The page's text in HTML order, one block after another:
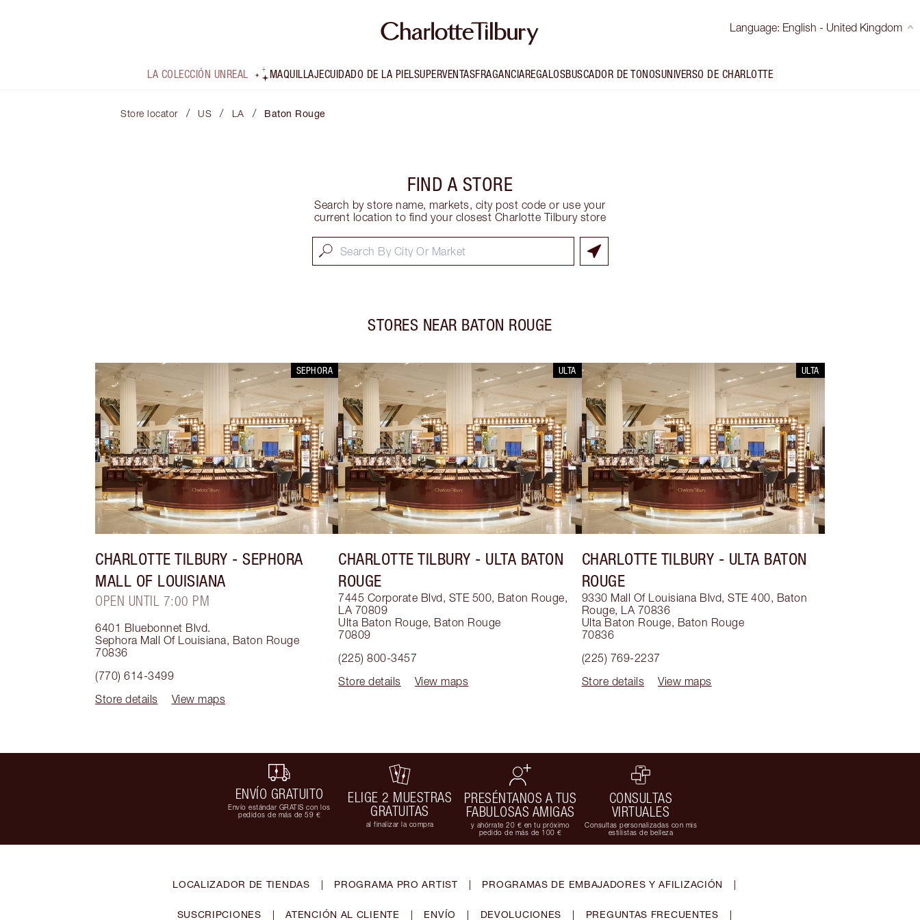
Language: English - United Kingdom
LA COLECCIÓN UNREAL MAQUILLAJECUIDADO DE LA PIELSUPERVENTASFRAGANCIAREGALOSBUSCADOR DE TONOSUNIVERSO DE CHARLOTTE
Store locator / US / LA / Baton Rouge
FIND A STORE
Search by store name, markets, city post code or use your
current location to find your closest Charlotte Tilbury store
STORES NEAR BATON ROUGE
SEPHORA
CHARLOTTE TILBURY - SEPHORA
MALL OF LOUISIANA
OPEN UNTIL 7:00 PM
6401 Bluebonnet Blvd.
Sephora Mall Of Louisiana, Baton Rouge
70836
(770) 614-3499
Store details
View maps
ULTA
CHARLOTTE TILBURY - ULTA BATON
ROUGE
7445 Corporate Blvd, STE 500, Baton Rouge,
LA 70809
Ulta Baton Rouge, Baton Rouge
70809
(225) 800-3457
Store details
View maps
ULTA
CHARLOTTE TILBURY - ULTA BATON
ROUGE
9330 Mall Of Louisiana Blvd, STE 400, Baton
Rouge, LA 70836
Ulta Baton Rouge, Baton Rouge
70836
(225) 769-2237
Store details
View maps
ENVÍO GRATUITO
Envío estándar GRATIS con los
pedidos de más de 59 €
ELIGE 2 MUESTRAS
GRATUITAS
al finalizar la compra
PRESÉNTANOS A TUS
FABULOSAS AMIGAS
y ahórrate 20 € en tu próximo
pedido de más de 100 €
CONSULTAS
VIRTUALES
Consultas personalizadas con mis
estilistas de belleza
LOCALIZADOR DE TIENDAS | PROGRAMA PRO ARTIST | PROGRAMAS DE EMBAJADORES Y AFILIZACIÓN |
SUSCRIPCIONES | ATENCIÓN AL CLIENTE | ENVÍO | DEVOLUCIONES | PREGUNTAS FRECUENTES |